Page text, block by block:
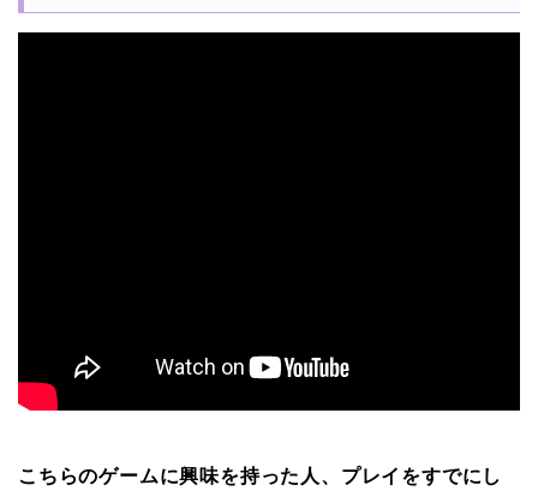
こちらのゲームに興味を持った人、プレイをすでにし